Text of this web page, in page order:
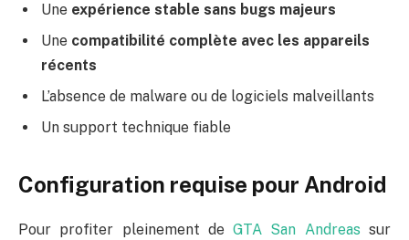
Une expérience stable sans bugs majeurs
Une compatibilité complète avec les appareils
récents
L’absence de malware ou de logiciels malveillants
Un support technique fiable
Configuration requise pour Android
Pour profiter pleinement deGTA San Andreas sur